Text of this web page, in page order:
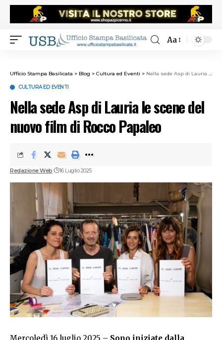
Aa
Ufficio Stampa Basilicata > Blog > Cultura ed Eventi > Nella sede Asp di Lauria le scene del nuovo film di Rocco Papaleo
CULTURA ED EVENTI
Nella sede Asp di Lauria le scene del
nuovo film di Rocco Papaleo
Redazione Web 16 Luglio 2025